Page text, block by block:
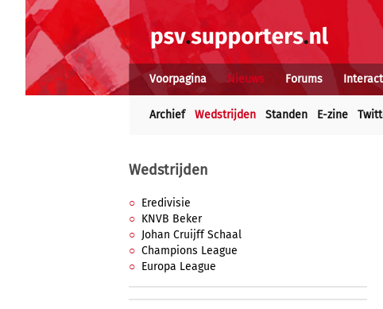
Voorpagina Nieuws Forums
Archief Wedstrijden Standen E-zine
Wedstrijden
Eredivisie
KNVB Beker
Johan Cruijff Schaal
Champions League
Europa League